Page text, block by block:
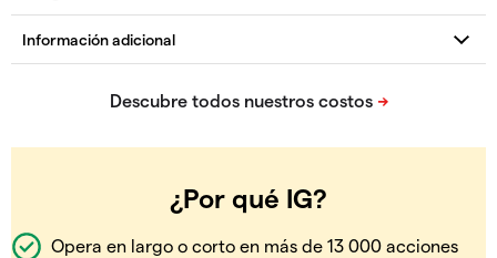
¿Por qué IG?
Opera en largo o corto en más de 13 000 acciones